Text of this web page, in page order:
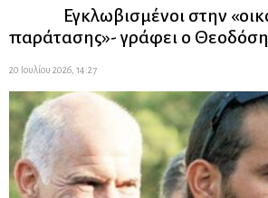
Εγκλωβισμένοι στην
παράτασης»- γράφει ο
20 Ιουλίου 2026, 14:27